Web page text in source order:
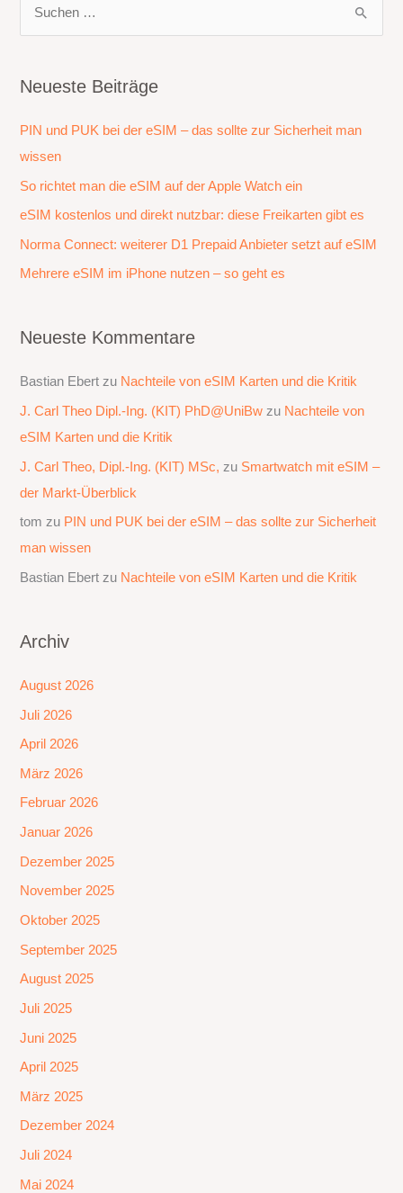
h
n
n
a
c
Neueste Beiträge
PIN und PUK bei der eSIM – das sollte zur Sicherheit man
wissen
So richtet man die eSIM auf der Apple Watch ein
eSIM kostenlos und direkt nutzbar: diese Freikarten gibt es
Norma Connect: weiterer D1 Prepaid Anbieter setzt auf eSIM
Mehrere eSIM im iPhone nutzen – so geht es
Neueste Kommentare
Bastian Ebert zu Nachteile von eSIM Karten und die Kritik
J. Carl Theo Dipl.-Ing. (KIT) PhD@UniBw zu Nachteile von
eSIM Karten und die Kritik
J. Carl Theo, Dipl.-Ing. (KIT) MSc, zu Smartwatch mit eSIM –
der Markt-Überblick
tom zu PIN und PUK bei der eSIM – das sollte zur Sicherheit
man wissen
Bastian Ebert zu Nachteile von eSIM Karten und die Kritik
Archiv
August 2026
Juli 2026
April 2026
März 2026
Februar 2026
Januar 2026
Dezember 2025
November 2025
Oktober 2025
September 2025
August 2025
Juli 2025
Juni 2025
April 2025
März 2025
Dezember 2024
Juli 2024
Mai 2024